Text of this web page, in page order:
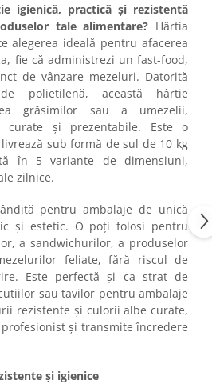
igienică, practică și rezistentă
tale alimentare? Hârtia
alegerea ideală pentru afacerea
fie că administrezi un fast-food,
de vânzare mezeluri. Datorită
polietilenă, această hârtie
grăsimilor sau a umezelii,
curate și prezentabile. Este o
sub formă de sul de 10 kg
în 5 variante de dimensiuni,
zilnice.
pentru ambalaje de unică
și estetic. O poți folosi pentru
a sandwichurilor, a produselor
feliate, fără riscul de
Este perfectă și ca strat de
sau tavilor pentru ambalaje
rezistente și culorii albe curate,
și transmite încredere
și igienice